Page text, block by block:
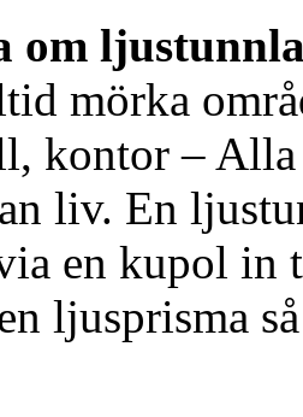
om
mörka
kontor – Alla
liv. En
en kupol in
ljusprisma